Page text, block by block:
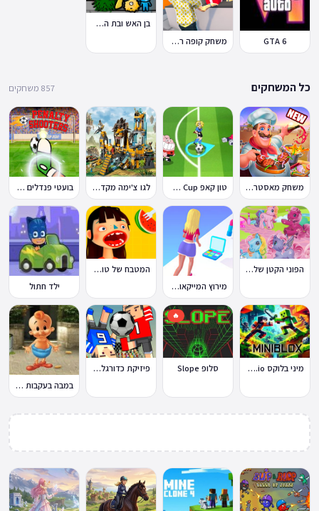
GTA 6 משחק קופה ראשית
בן האש ובת המים 7: וחברים
כל המשחקים 857 משחקים
משחק מאסטר שף טון קאפ Toon Cup לגו צ'ימה מקדש האריות בועטי פנדלים Penalty Shooters
הפוני הקטן שלי: מסיבה בכפר
מירוץ המייקאובר Makeover Run
המטבח של טוקה בוקה
ילד חתול
מיני בלוקס Miniblox.io
🔥
סלופ Slope
פיזיקת כדורגל Soccer Physics
במבה בעקבות החטיף החטוף 2